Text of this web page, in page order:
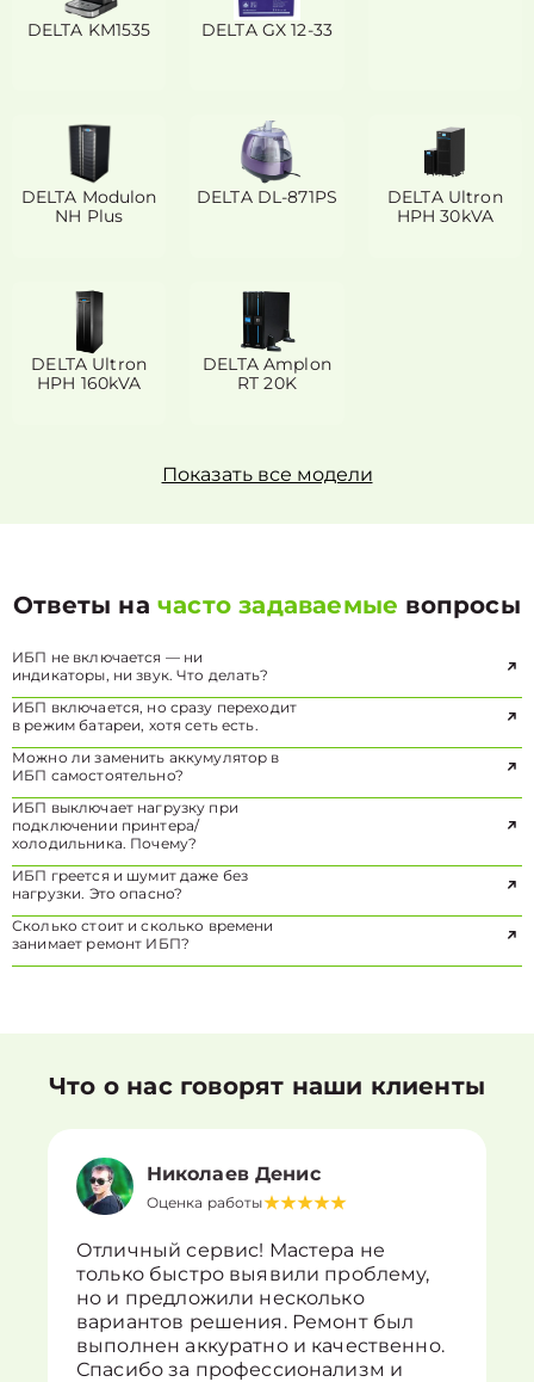
DELTA KM1535 DELTA GX 12-33
DELTA Modulon
NH Plus
DELTA DL-871PS
DELTA Ultron
HPH 30kVA
DELTA Ultron
HPH 160kVA
DELTA Amplon
RT 20K
Показать все модели
Ответы начасто задаваемые вопросы
ИБП не включается — ни
индикаторы, ни звук. Что делать?
ИБП включается, но сразу переходит
в режим батареи, хотя сеть есть.
Можно ли заменить аккумулятор в
ИБП самостоятельно?
ИБП выключает нагрузку при
подключении принтера/
холодильника. Почему?
ИБП греется и шумит даже без
нагрузки. Это опасно?
Сколько стоит и сколько времени
занимает ремонт ИБП?
Что о нас говорят наши клиенты
Николаев Денис
Оценка работы
Отличный сервис! Мастера не
только быстро выявили проблему,
но и предложили несколько
вариантов решения. Ремонт был
выполнен аккуратно и качественно.
Спасибо за профессионализм и